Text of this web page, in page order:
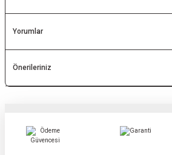
Yorumlar
Önerileriniz